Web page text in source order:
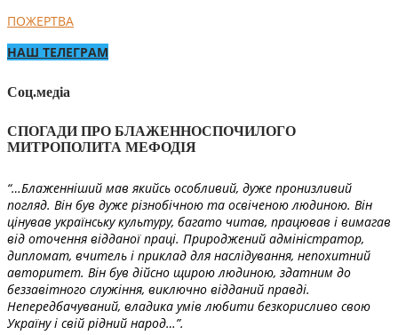
ПОЖЕРТВА
НАШ ТЕЛЕГРАМ
Соц.медіа
СПОГАДИ ПРО БЛАЖЕННОСПОЧИЛОГО
МИТРОПОЛИТА МЕФОДІЯ
“…Блаженніший мав якийсь особливий, дуже пронизливий
погляд. Він був дуже різнобічною та освіченою людиною. Він
цінував українську культуру, багато читав, працював і вимагав
від оточення відданої праці. Природжений адміністратор,
дипломат, вчитель і приклад для наслідування, непохитний
авторитет. Він був дійсно щирою людиною, здатним до
беззавітного служіння, виключно відданий правді.
Непередбачуваний, владика умів любити безкорисливо свою
Україну і свій рідний народ…”.